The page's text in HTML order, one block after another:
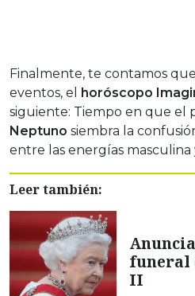
Finalmente, te contamos
eventos, el
horóscopo
siguiente: Tiempo en que el
Neptuno siembra la
entre las energías masculina
Leer también:
funeral
II